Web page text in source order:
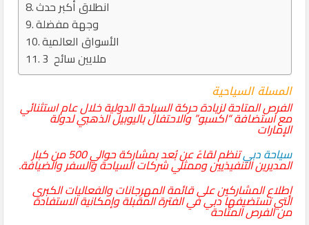
انطلاق أكبر حدث
الأسواق العالمية
المسلة السياحية
الفرص المتاحة لزيادة حركة السياحة الدولية خلال عام استثنائي
مع استضافة “اكسبو” والاحتفال باليوبيل الذهبي لدولة
الإمارات
سياحة دبي
تنظم لقاءً عن بُعد بمشاركة حوالي 500 من كبار
المديرين التنفيذيين وممثلي شركات السياحة والسفر والضيافة.
إطلاع المشاركين على قائمة المهرجانات والفعاليات الكبرى
التي تستضيفها دبي في الفترة المقبلة وإمكانية الاستفادة
من الفرص المتاحة